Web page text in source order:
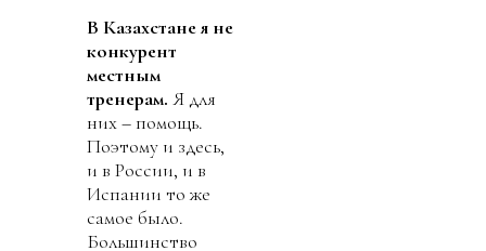
В Казахстане я не
конкурент
местным
тренерам. Я для
них – помощь.
Поэтому и здесь,
и в России, и в
Испании то же
самое было.
Большинство